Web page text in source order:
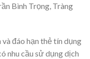
Bình Trọng, Tràng
đáo hạn thẻ tín dụng
nhu cầu sử dụng dịch